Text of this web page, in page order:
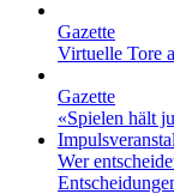
Gazette
Virtuelle Tore
Gazette
«Spielen hält
Wer